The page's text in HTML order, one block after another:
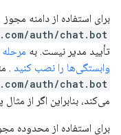
برای استفاده از دامنه مجوز
auth/chat.bot
تأیید مدیر نیست. به
وابستگی‌ها را نصب کنید .
auth/chat.bot
می‌کند، بنابراین اگر از مثال
برای استفاده از محدوده